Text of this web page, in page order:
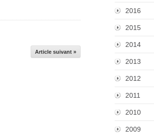
Article suivant »
2016
2015
2014
2013
2012
2011
2010
2009